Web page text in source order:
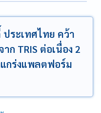
ระเทศไทย คว้า
ก TRIS ต่อเนื่อง 2
กร่งแพลตฟอร์ม